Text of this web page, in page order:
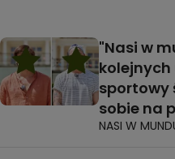
"Nasi w
kolejnych
sportowy
sobie na
NASI W